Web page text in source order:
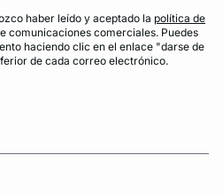
haber leído y aceptado la política de
comunicaciones comerciales. Puedes
haciendo clic en el enlace "darse de
de cada correo electrónico.